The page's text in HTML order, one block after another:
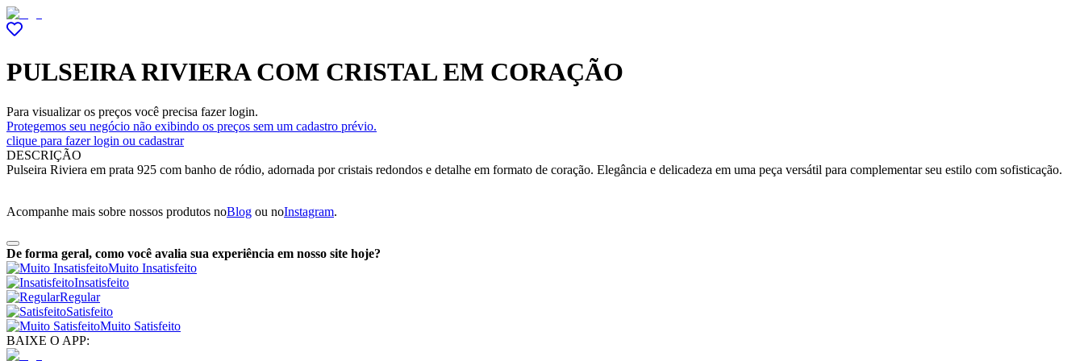
PULSEIRA RIVIERA COM CRISTAL EM CORAÇÃO
Para visualizar os preços você precisa fazer login.
Protegemos seu negócio não exibindo os preços sem um cadastro prévio.
clique para fazer login ou cadastrar
DESCRIÇÃO
Pulseira Riviera em prata 925 com banho de ródio, adornada por cristais redondos e detalhe em formato de coração. Elegância e delicadeza em uma peça versátil para complementar seu estilo com sofisticação.
Acompanhe mais sobre nossos produtos noBlog ou noInstagram.
De forma geral, como você avalia sua experiência em nosso site hoje?
Muito Insatisfeito
Insatisfeito
Regular
Satisfeito
Muito Satisfeito
BAIXE O APP: